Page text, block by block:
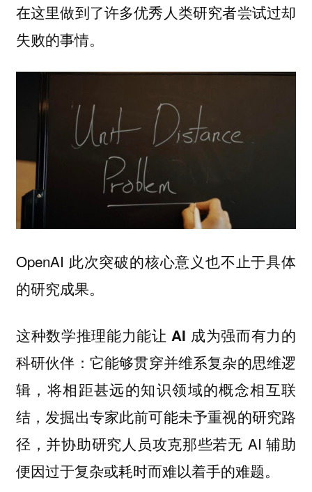
在这里做到了许多优秀人类研究者尝试过却
失败的事情。
OpenAI 此次突破的核心意义也不止于具体
的研究成果。
这种数学推理能力能让 AI 成为强而有力的
科研伙伴： 它能够贯穿并维系复杂的思维逻
辑，将相距甚远的知识领域的概念相互联
结，发掘出专家此前可能未予重视的研究路
径，并协助研究人员攻克那些若无 AI 辅助
便因过于复杂或耗时而难以着手的难题。